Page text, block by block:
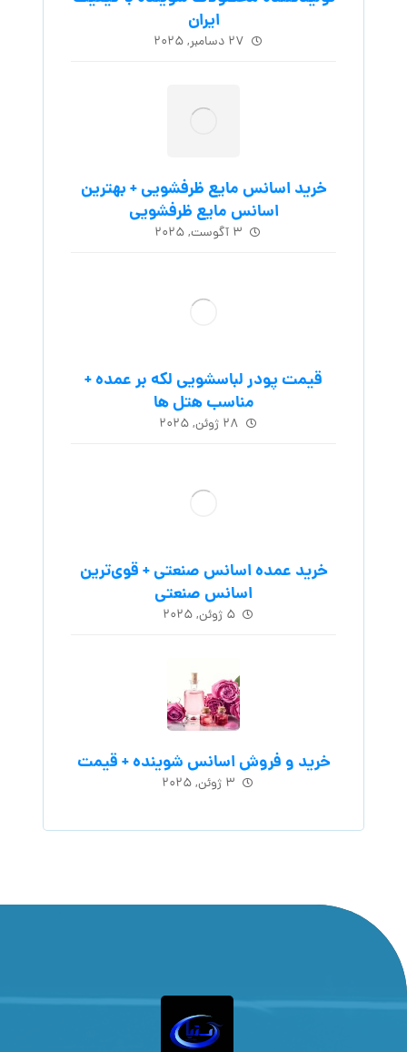
ایران
۲۷ دسامبر, ۲۰۲۵
خرید اسانس مایع ظرفشویی + بهترین
اسانس مایع ظرفشویی
۳ آگوست, ۲۰۲۵
قیمت پودر لباسشویی لکه بر عمده +
مناسب هتل ها
۲۸ ژوئن, ۲۰۲۵
خرید عمده اسانس صنعتی + قوی‌ترین
اسانس‌ صنعتی
۵ ژوئن, ۲۰۲۵
خرید و فروش اسانس شوینده + قیمت
۳ ژوئن, ۲۰۲۵